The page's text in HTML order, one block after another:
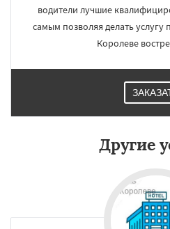
регионам
Красноармейск
Краснозаводск
Кубинка
водители лучшие
самым позволяя делать услугу
Королеве
Другие